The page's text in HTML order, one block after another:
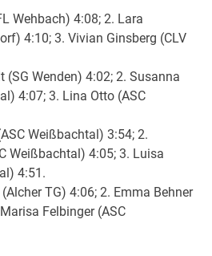
Wehbach) 4:08; 2. Lara
4:10; 3. Vivian Ginsberg (CLV
(SG Wenden) 4:02; 2. Susanna
4:07; 3. Lina Otto (ASC
Weißbachtal) 3:54; 2.
Weißbachtal) 4:05; 3. Luisa
4:51.
TG) 4:06; 2. Emma Behner
Felbinger (ASC